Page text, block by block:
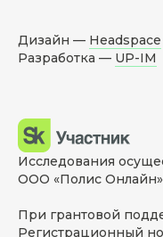
Дизайн — Headspace
Разработка — UP-IM
Исследования
ООО «Полис Онлайн»
При грантовой
Регистрационный